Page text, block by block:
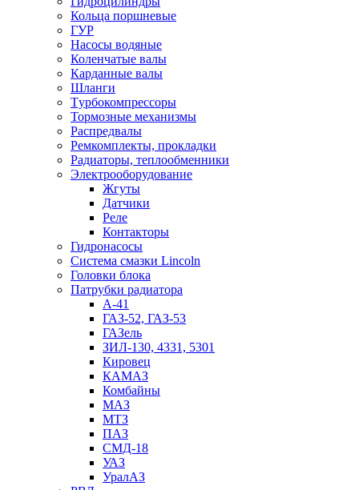
Кольца поршневые
ГУР
Насосы водяные
Коленчатые валы
Карданные валы
Шланги
Tурбокомпрессоры
Тормозные механизмы
Распредвалы
Ремкомплекты, прокладки
Радиаторы, теплообменники
Электрооборудование
Жгуты
Датчики
Реле
Контакторы
Гидронасосы
Система смазки Lincoln
Головки блока
Патрубки радиатоpа
А-41
ГАЗ-52, ГАЗ-53
ГАЗель
ЗИЛ-130, 4331, 5301
Кировец
КАМАЗ
Комбайны
МАЗ
МTЗ
ПАЗ
СМД-18
УАЗ
УралАЗ